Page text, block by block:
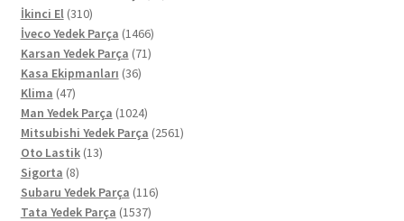
İkinci El 310310
ürün
İveco Yedek Parça 14661466
ürün
Karsan Yedek Parça 7171
Kasa Ekipmanları 3636
Klima 4747
ürün
Man Yedek Parça 10241024
ürün
Mitsubishi Yedek Parça 25612561
Oto Lastik 1313
Sigorta 88
ürün
Subaru Yedek Parça 116116
Tata Yedek Parça 15371537